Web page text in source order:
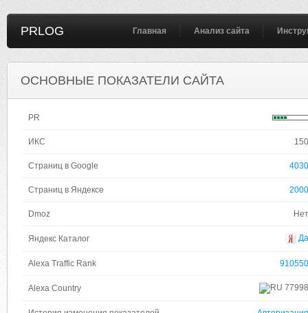
PRLOG Главная Анализ сайта
ОСНОВНЫЕ ПОКАЗАТЕЛИ САЙТА
PR
ИКС 150
Страниц в Google 4030
Страниц в Яндексе 2000
Dmoz Нет
Яндекс Каталог Да
Alexa Traffic Rank 910550
Alexa Country 77998